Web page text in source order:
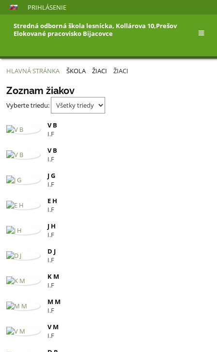
PRIHLÁSENIE
Stredná odborná škola lesnícka, Kollárova 10,Prešov
Elokované pracovisko Bijacovce
HLAVNÁ STRÁNKA ŠKOLA ŽIACI ŽIACI
Zoznam žiakov
Vyberte triedu:
V B
I.F
V B
I.F
J G
I.F
E H
I.F
J H
I.F
D J
I.F
K M
I.F
M M
I.F
V M
I.F